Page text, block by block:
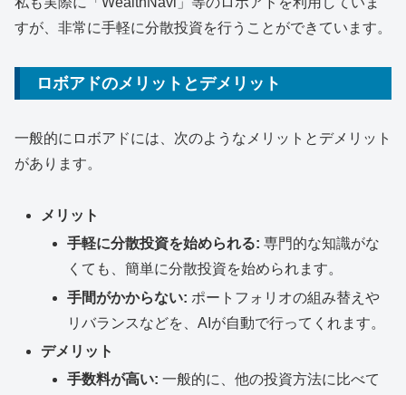
すが、非常に手軽に分散投資を行うことができています。
ロボアドのメリットとデメリット
一般的にロボアドには、次のようなメリットとデメリット
があります。
メリット
手軽に分散投資を始められる: 専門的な知識がな
くても、簡単に分散投資を始められます。
手間がかからない: ポートフォリオの組み替えや
リバランスなどを、AIが自動で行ってくれます。
デメリット
手数料が高い: 一般的に、他の投資方法に比べて